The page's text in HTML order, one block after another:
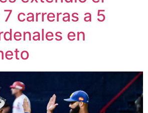
carreras a 5
en